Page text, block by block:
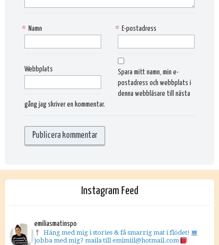
Namn
* E-postadress
*
Webbplats
Spara mitt namn, min e-
postadress och webbplats i
denna webbläsare till nästa
gång jag skriver en kommentar.
Instagram Feed
emiliasmatinspo
Häng med mig i stories & få smarrig mat i flödet!
jobba med mig? maila till emimiil@hotmail.com